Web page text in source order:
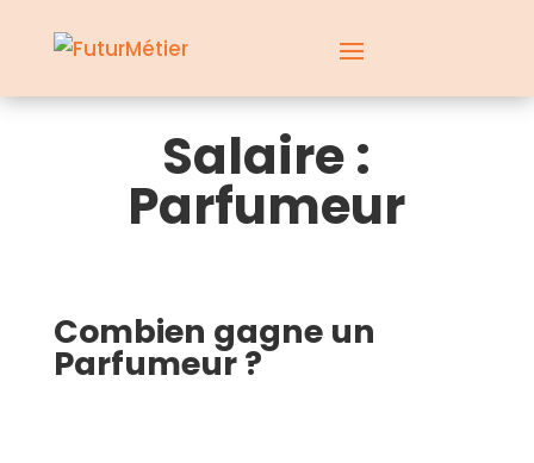
Salaire :
Parfumeur
Combien gagne un
Parfumeur ?